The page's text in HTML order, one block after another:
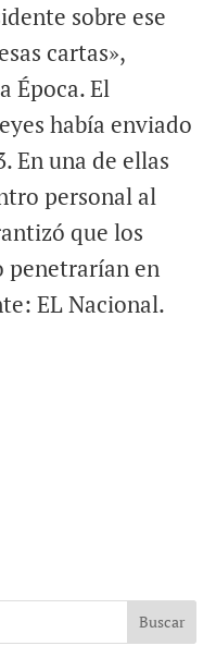
sobre ese
cartas»,
Época. El
había enviado
En una de ellas
personal al
que los
penetrarían en
EL Nacional.